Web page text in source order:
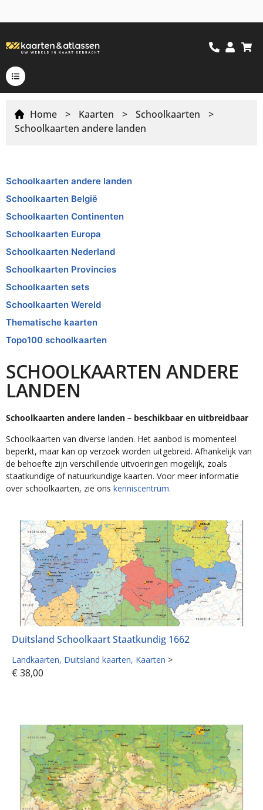
Home > Kaarten > Schoolkaarten
>
Schoolkaarten andere landen
Schoolkaarten andere landen
Schoolkaarten België
Schoolkaarten Continenten
Schoolkaarten Europa
Schoolkaarten Nederland
Schoolkaarten Provincies
Schoolkaarten sets
Schoolkaarten Wereld
Thematische kaarten
Topo100 schoolkaarten
SCHOOLKAARTEN ANDERE
LANDEN
Schoolkaarten andere landen – beschikbaar en uitbreidbaar
Schoolkaarten van diverse landen. Het aanbod is momenteel
beperkt, maar kan op verzoek worden uitgebreid. Afhankelijk van
de behoefte zijn verschillende uitvoeringen mogelijk, zoals
staatkundige of natuurkundige kaarten. Voor meer informatie
over schoolkaarten, zie ons kenniscentrum.
Duitsland Schoolkaart Staatkundig 1662
Landkaarten Duitsland kaarten Kaarten >
€ 38,00